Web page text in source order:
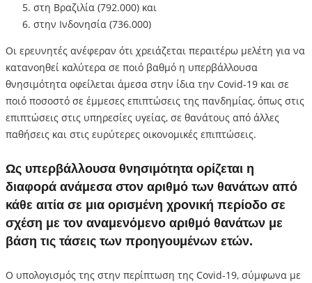
στη Βραζιλία (792.000) και
στην Ινδονησία (736.000)
Οι ερευνητές ανέφεραν ότι χρειάζεται περαιτέρω μελέτη για να
κατανοηθεί καλύτερα σε ποιό βαθμό η υπερβάλλουσα
θνησιμότητα οφείλεται άμεσα στην ίδια την Covid-19 και σε
ποιό ποσοστό σε έμμεσες επιπτώσεις της πανδημίας, όπως στις
επιπτώσεις στις υπηρεσίες υγείας, σε θανάτους από άλλες
παθήσεις και στις ευρύτερες οικονομικές επιπτώσεις.
Ως υπερβάλλουσα θνησιμότητα ορίζεται η
διαφορά ανάμεσα στον αριθμό των θανάτων από
κάθε αιτία σε μια ορισμένη χρονική περίοδο σε
σχέση με τον αναμενόμενο αριθμό θανάτων με
βάση τις τάσεις των προηγουμένων ετών.
Ο υπολογισμός της στην περίπτωση της Covid-19, σύμφωνα με